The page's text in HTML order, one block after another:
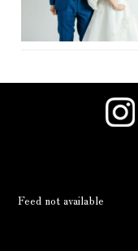
Feed not available